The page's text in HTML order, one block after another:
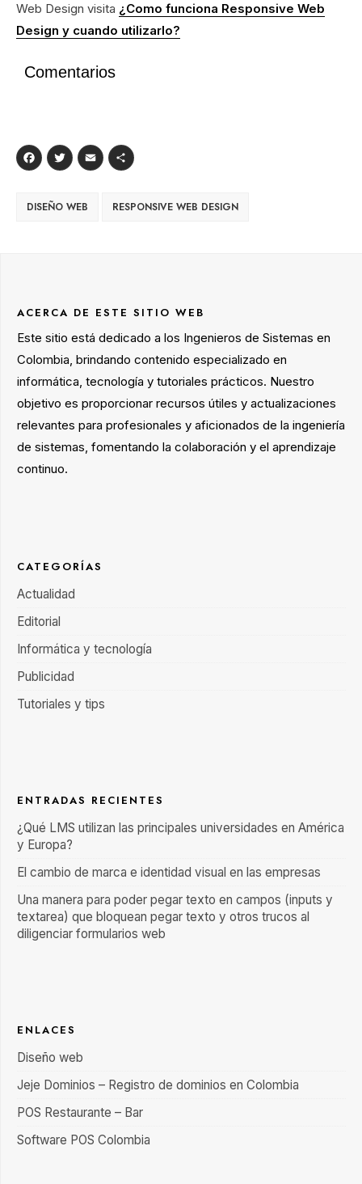
Web Design visita ¿Como funciona Responsive Web
Design y cuando utilizarlo?
Comentarios
Facebook
Twitter
Email
DISEÑO WEB RESPONSIVE WEB DESIGN
ACERCA DE ESTE SITIO WEB
Este sitio está dedicado a los Ingenieros de Sistemas en
Colombia, brindando contenido especializado en
informática, tecnología y tutoriales prácticos. Nuestro
objetivo es proporcionar recursos útiles y actualizaciones
relevantes para profesionales y aficionados de la ingeniería
de sistemas, fomentando la colaboración y el aprendizaje
continuo.
CATEGORÍAS
Actualidad
Editorial
Informática y tecnología
Publicidad
Tutoriales y tips
ENTRADAS RECIENTES
¿Qué LMS utilizan las principales universidades en América
y Europa?
El cambio de marca e identidad visual en las empresas
Una manera para poder pegar texto en campos (inputs y
textarea) que bloquean pegar texto y otros trucos al
diligenciar formularios web
ENLACES
Diseño web
Jeje Dominios – Registro de dominios en Colombia
POS Restaurante – Bar
Software POS Colombia